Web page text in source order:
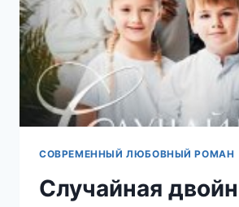
СОВРЕМЕННЫЙ ЛЮБОВНЫЙ РОМАН
Случайная